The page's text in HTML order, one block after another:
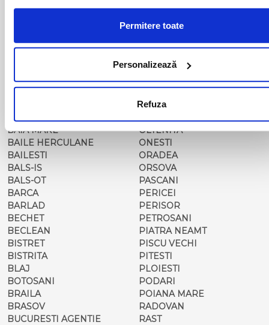
Permitere toate
Personalizează
Refuza
ADJUD
ALESD
ALEXANDRIA
BACAU
BAIA MARE
BAILE HERCULANE
BAILESTI
BALS-IS
BALS-OT
BARCA
BARLAD
BECHET
BECLEAN
BISTRET
BISTRITA
BLAJ
BOTOSANI
BRAILA
BRASOV
BUCURESTI AGENTIE
LUGOJ
MAGLAVIT
MEDIAS
MIZIL
MOTCA
NUSFALAU
OLTENITA
ONESTI
ORADEA
ORSOVA
PASCANI
PERICEI
PERISOR
PETROSANI
PIATRA NEAMT
PISCU VECHI
PITESTI
PLOIESTI
PODARI
POIANA MARE
RADOVAN
RAST